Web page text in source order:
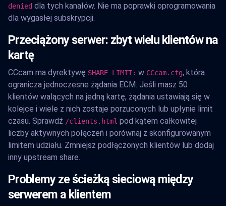
denied dla tych kanałów. Nie ma poprawki oprogramowania
dla wygasłej subskrypcji.
Przeciążony serwer: zbyt wielu klientów na
kartę
CCcam ma dyrektywę SHARE LIMIT: w CCcam.cfg, która
ogranicza jednoczesne żądania ECM. Jeśli masz 50
klientów walących na jedną kartę, żądania ustawiają się w
kolejce i wiele z nich zostaje porzuconych lub upłynie limit
czasu. Sprawdź /clients.html pod kątem całkowitej
liczby aktywnych połączeń i porównaj z skonfigurowanym
limitem udziału. Zmniejsz podłączonych klientów lub dodaj
inny upstream share.
Problemy ze ścieżką sieciową między
serwerem a klientem